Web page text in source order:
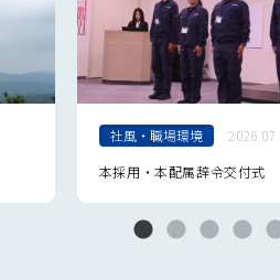
社風・職場環境
本採用・本配属辞令交付式